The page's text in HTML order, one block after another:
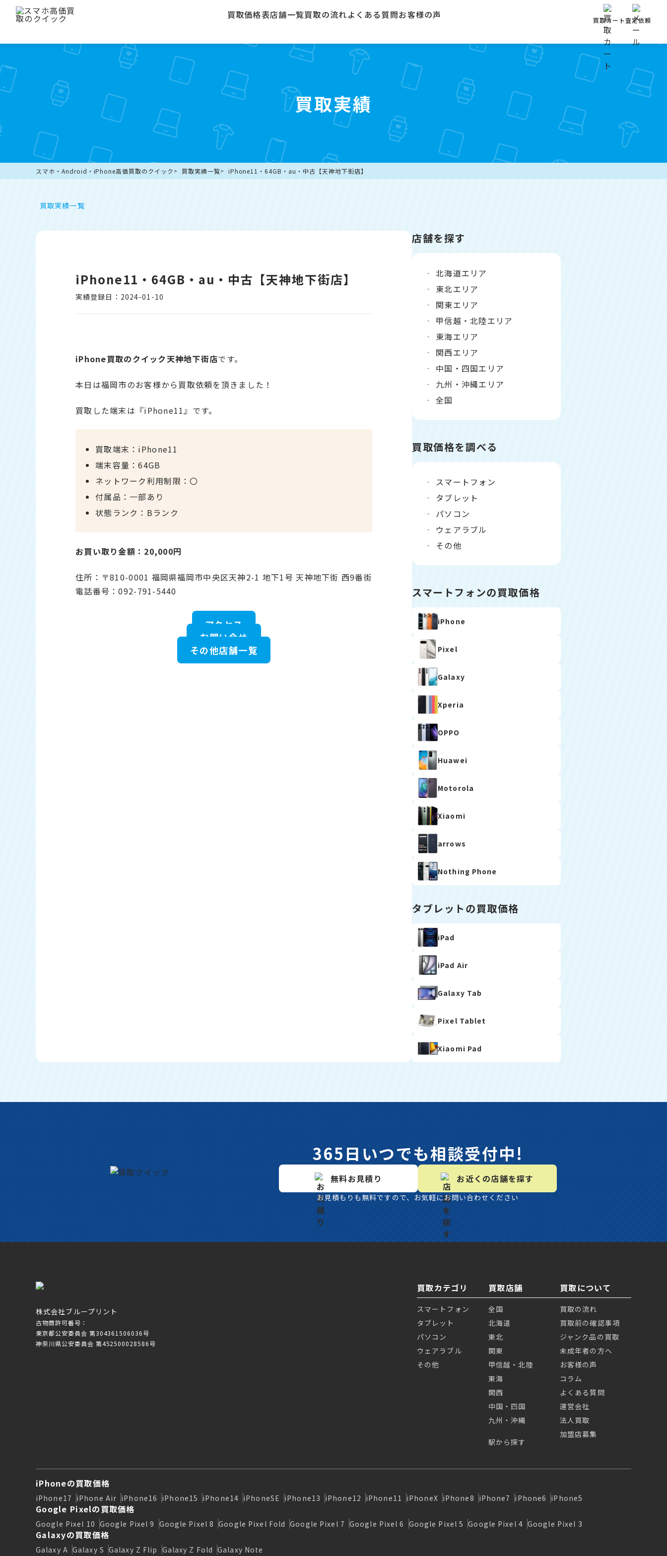
買取価格表店舗一覧買取の流れよくある質問お客様の声 買取カート査定依頼
買取実績
スマホ・Android・iPhone高価買取のクイック 買取実績一覧 iPhone11・64GB・au・中古【天神地下街店】
買取実績一覧
iPhone11・64GB・au・中古【天神地下街店】
実績登録日：2024-01-10
iPhone買取のクイック天神地下街店です。
本日は福岡市のお客様から買取依頼を頂きました！
買取した端末は『iPhone11』です。
買取端末：iPhone11
端末容量：64GB
ネットワーク利用制限：〇
付属品：一部あり
状態ランク：Bランク
お買い取り金額：20,000円
住所：〒810-0001 福岡県福岡市中央区天神2-1 地下1号 天神地下街 西9番街
電話番号：092-791-5440
アクセス
お問い合せ
その他店舗一覧
店舗を探す
北海道エリア
東北エリア
関東エリア
甲信越・北陸エリア
東海エリア
関西エリア
中国・四国エリア
九州・沖縄エリア
全国
買取価格を調べる
スマートフォン
タブレット
パソコン
ウェアラブル
その他
スマートフォンの買取価格
iPhone
Pixel
Galaxy
Xperia
OPPO
Huawei
Motorola
Xiaomi
arrows
Nothing Phone
タブレットの買取価格
iPad
iPad Air
Galaxy Tab
Pixel Tablet
Xiaomi Pad
365日いつでも相談受付中!
無料お見積り お近くの店舗を探す
お見積もりも無料ですので、お気軽にお問い合わせください
株式会社ブループリント
古物商許可番号：
東京都公安委員会 第304361506036号
神奈川県公安委員会 第452500028586号
買取カテゴリ
スマートフォン
タブレット
パソコン
ウェアラブル
その他
買取店舗
全国
北海道
東北
関東
甲信越・北陸
東海
関西
中国・四国
九州・沖縄
駅から探す
買取について
買取の流れ
買取前の確認事項
ジャンク品の買取
未成年者の方へ
お客様の声
コラム
よくある質問
運営会社
法人買取
加盟店募集
iPhoneの買取価格
iPhone17 iPhone Air iPhone16 iPhone15 iPhone14 iPhoneSE iPhone13 iPhone12 iPhone11 iPhoneX iPhone8 iPhone7 iPhone6 iPhone5
Google Pixelの買取価格
Google Pixel 10 Google Pixel 9 Google Pixel 8 Google Pixel Fold Google Pixel 7 Google Pixel 6 Google Pixel 5 Google Pixel 4 Google Pixel 3
Galaxyの買取価格
Galaxy A Galaxy S Galaxy Z Flip Galaxy Z Fold Galaxy Note